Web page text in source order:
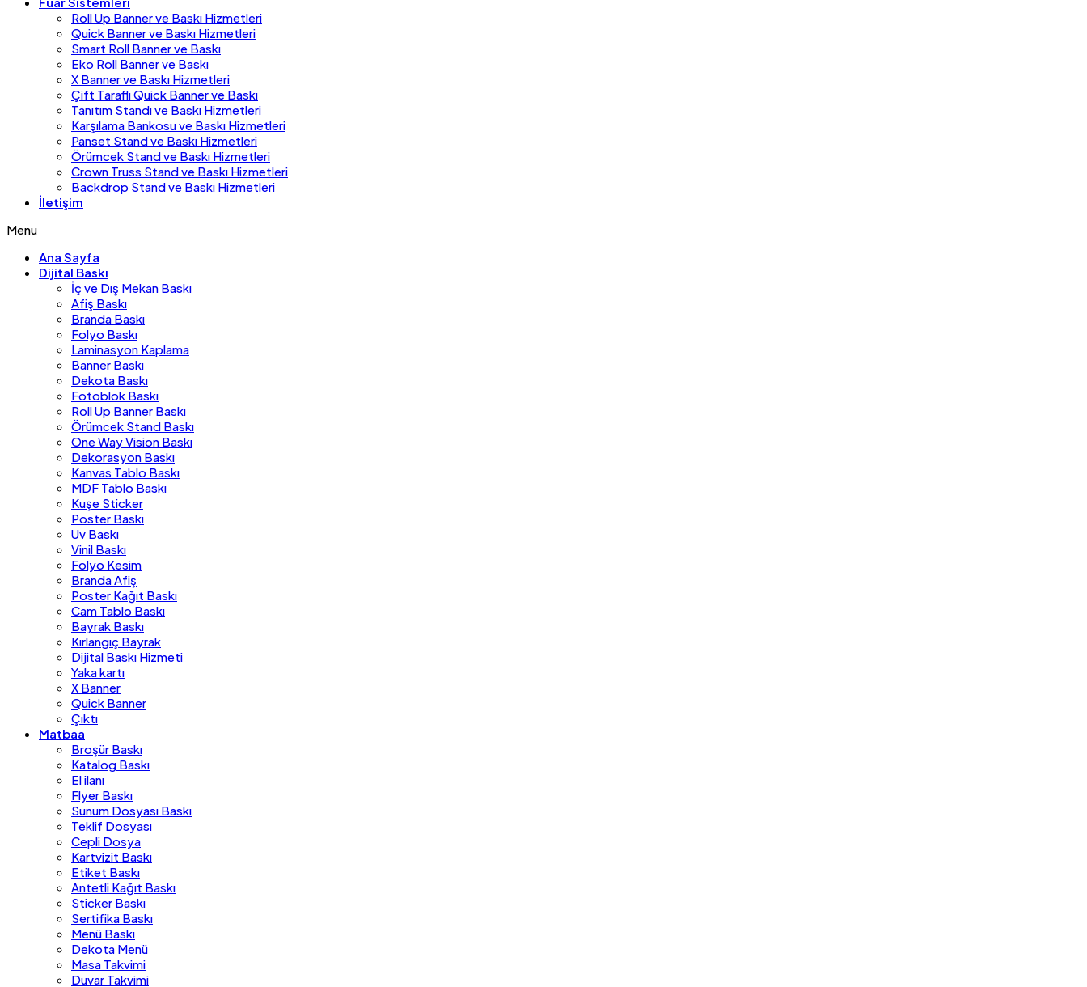
Roll Up Banner ve Baskı Hizmetleri
Quick Banner ve Baskı Hizmetleri
Smart Roll Banner ve Baskı
Eko Roll Banner ve Baskı
X Banner ve Baskı Hizmetleri
Çift Taraflı Quick Banner ve Baskı
Tanıtım Standı ve Baskı Hizmetleri
Karşılama Bankosu ve Baskı Hizmetleri
Panset Stand ve Baskı Hizmetleri
Örümcek Stand ve Baskı Hizmetleri
Crown Truss Stand ve Baskı Hizmetleri
Backdrop Stand ve Baskı Hizmetleri
İletişim
Menu
Ana Sayfa
Dijital Baskı
İç ve Dış Mekan Baskı
Afiş Baskı
Branda Baskı
Folyo Baskı
Laminasyon Kaplama
Banner Baskı
Dekota Baskı
Fotoblok Baskı
Roll Up Banner Baskı
Örümcek Stand Baskı
One Way Vision Baskı
Dekorasyon Baskı
Kanvas Tablo Baskı
MDF Tablo Baskı
Kuşe Sticker
Poster Baskı
Uv Baskı
Vinil Baskı
Folyo Kesim
Branda Afiş
Poster Kağıt Baskı
Cam Tablo Baskı
Bayrak Baskı
Kırlangıç Bayrak
Dijital Baskı Hizmeti
Yaka kartı
X Banner
Quick Banner
Çıktı
Matbaa
Broşür Baskı
Katalog Baskı
El ilanı
Flyer Baskı
Sunum Dosyası Baskı
Teklif Dosyası
Cepli Dosya
Kartvizit Baskı
Etiket Baskı
Antetli Kağıt Baskı
Sticker Baskı
Sertifika Baskı
Menü Baskı
Dekota Menü
Masa Takvimi
Duvar Takvimi